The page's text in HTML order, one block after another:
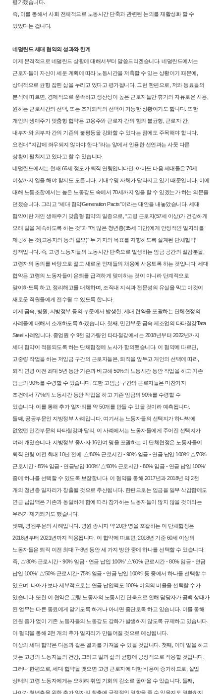
평가했습니다.
즉, 이를 통해서 사회 전체적으로 노동시간 단축과 관련된 논의를 재활성화할 수
있었다는 겁니다.
네덜란드 세대 협약의 성과와 한계
이제 본격적으로 네덜란드 상황에 대해서부터 말씀드리겠습니다. 네덜란드에서는
근로자들이 자신이 세운 계획에 따라 노동시간을 저축할 수 있는상황이기 때문에,
상대적으로 균형 잡힌 삶을 누리고 있다고 평가됩니다. 그런 한편으로, 저와 동료들의
분석에 따르면, 경제적으로 풍족하고 생산성이 높은 근로자들만 휴가의 자유로운 사용,
원하는 근로시간의 선택, 또는 조기퇴직의 선택이 가능한 상황이기도 합니다. 또한
개인의 생애주기 맞춤형 협약은 고용주와 근로자 간의 힘의 불균형, 근로자 간,
내부자와 외부자 간의 기존의 불평등을 강화할 수 있다는 점에도 주목해야 합니다.
요컨대 “지갑에 좌우되지 않아야 한다.”라는 앞에서 인용한 선언과는 사뭇 다른
상황이 펼쳐지고 있다고 할 수 있습니다.
네덜란드에서는 현재 66세 정도가 퇴직 연령입니다만, 아마도 다음 세대들은 70세
이상까지 일을 해야 할지도 모릅니다. 기대수명 자체가 달라지고 있기 때문입니다. 이에
대해 노동조합에서는 높은 노동강도 속에서 70세까지 일을 할 수 있겠는가 하는 의문을
던졌습니다. 그리고 “세대 협약Generation Pacts”이라는 대안을 내놓았습니다. 세대
협약이란 개인 생애주기 맞춤형 협약의 일종으로, “고령 근로자(57세 이상)가 건강하게
오래 일을 계속하도록 하는 것”과 “더 많은 청년층(35세 미만)에게 안정적인 일자리를
제공하는 것(고용자의 동의 필요)” 두 가지의 목표를 지향하도록 설계된 단체협약
정책입니다. 즉, 고령 노동자들의 노동시간 단축으로 발생하는 임금 공간의 절감분을,
고령자의 동의를 바탕으로 젊고 새로운 인재들의 채용에 사용토록 하는 것입니다. 세대
협약은 고령의 노동자들이 은퇴를 급격하게 맞이하는 것이 아니라 단계적으로
맞이하도록 하고, 정리해고를 대체하며, 조직내 지식과 전문성의 유실을 막고 이것이
새로운 직원들에게 전수될 수 있도록 합니다.
이제 금속, 병원, 지방정부 등의 부문에서 발생한, 세대 협약을 포괄하는 단체협정의
사례들에 대해서 소개하도록 하겠습니다. 첫째, 민간부문 금속 제조업의 타타철강Tata
Steel 사례입니다. 종업원 수 9천 명가량인 타타철강에서는 2018년부터 2022년까지
세대 협약이 적용되도록 하는 단체협정에 노사가 합의했습니다. 이 협약에 따르면,
고중량 작업을 하는 저임금 구간의 근로자들은, 퇴직을 앞두고 개인의 선택에 따라,
퇴직 연령 이전 최대 5년 동안 기존과 비교해 50%의 노동시간 동안 작업을 하고 기존
임금의 90%를 수령할 수 있습니다. 또한 고임금 구간의 근로자들은 마찬가지
조건에서 77%의 노동시간 동안 작업을 하고 기존 임금의 90%를 수령할 수
있습니다. 이를 통해 추가 일자리를 약 50개를 만들 수 있을 것이라 예측됩니다.
둘째, 공공부문인 지방정부 사례입니다. 여기서는 노동자들의 선택지가하나밖에
없었던 민간부문의 타타철강과 달리, 이 사례에서는 노동자들에게 주어진 선택지가
여러 개였습니다. 지방정부 종사자 16만여 명을 포괄하는 이 단체협정은 노동자들이
퇴직 연령 이전 최대 10년 전에, △‘80% 근로시간 - 90% 임금 - 연금 납입 100%’ △‘70%
근로시간 - 85% 임금 - 연금납입 100%’ △‘60% 근로시간 - 80% 임금 - 연금 납입 100%’
중에 하나를 선택할 수 있도록 보장합니다. 이 협약을 통해 2017년과 2018년 약 2천
개의 청년층 일자리가 창출될 것으로 추산됩니다. 한편으로는 임금을 일부 삭감함에도
연금 납입액은 기존과 동일하게 함에 따라 참가하는 노동자들이 많지 않을 것이라는
우려가 제기되기도 했습니다.
셋째, 병원부문의 사례입니다. 병원 종사자 약 20만 명을 포괄하는 이 단체협정은
2018년부터 2021년까지 적용됩니다. 이 협약에 따르면, 2018년 기준 60세 이상의
노동자들은 퇴직 이전 최대 7~8년 동안 세 가지 방안 중에 하나를 선택할 수 있습니다.
즉, △‘80% 근로시간 - 90% 임금 - 연금 납입 100%’ △‘60% 근로시간 - 80% 임금 - 연금
납입 100%’ △‘50% 근로시간- 75% 임금 - 연금 납입 100%’ 등 중에서 하나를 선택할 수
있으며, 나아가 보다 세부적으로는 연금 납입액도 100% 이외의 비율을 선택할 수가
있습니다. 또한 이 협약은 고령 노동자의 노동시간 단축으로 인해 담당자가 공백 상태가
된 업무는 다른 동료에게 맡기도록 하거나 아니면 중단토록 하고 있습니다. 이를 통해
인원 증가 없이 기존 노동자들의 노동강도 강화가 발생하지 않도록 규제하고 있습니다.
이 협약을 통해 2천 개의 추가 일자리가 만들어질 것으로 예상됩니다.
이상의 세대 협약은 다음과 같은 결과를 가져올 수 있을 것입니다. 첫째, 이미 일을 하고
잇는 고령의 노동자들의 건강, 그리고 일과 삶의 균형에 긍정적으로 작용할 것입니다.
그러나 한편으로, 세대 협약을 맺으면 고령 근 로자에 대한 비용이 증가하므로, 실업
상태의 고령 노동자에게는 오히려 취업 기회의 감소로 돌아올 수 있습니다. 둘째,
나아가 청년층을 위한 추가 일자리 창출에 긍정적인 영향을 줄 수 있을지도 명확하지